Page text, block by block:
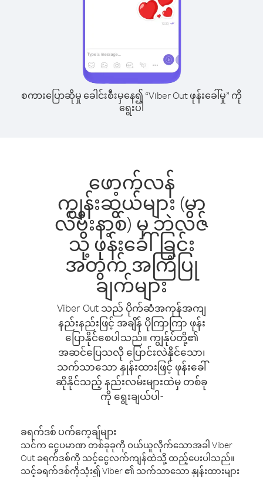
စကားပြောဆိုမှု ခေါင်းစီးမှနေ၍ “Viber Out ဖုန်းခေါ်မှု” ကို
ရွေးပါ
ဖော့က်လန်
ကျွန်းဆွယ်များ (မာ
လ်ဗီးနာ့စ်) မှ ဘဲလိဇ်
သို့ ဖုန်းခေါ်ခြင်း
အတွက် အကြံပြု
ချက်များ
Viber Out သည် ပိုက်ဆံအကုန်အကျ
နည်းနည်းဖြင့် အချိန် ပိုကြာကြာ ဖုန်း
ပြောနိုင်စေပါသည်။ ကျွန်ုပ်တို့၏
အဆင်ပြေသလို ပြောင်းလဲနိုင်သော၊
သက်သာသော နှုန်းထားဖြင့် ဖုန်းခေါ်
ဆိုနိုင်သည့် နည်းလမ်းများထဲမှ တစ်ခု
ကို ရွေးချယ်ပါ-
ခရက်ဒစ် ပက်ကေ့ချ်များ
သင်က ငွေပမာဏ တစ်ခုခုကို ဝယ်ယူလိုက်သောအခါ Viber
Out ခရက်ဒစ်ကို သင့်ငွေလက်ကျန်ထဲသို့ ထည့်ပေးပါသည်။
သင့်ခရက်ဒစ်ကိုသုံး၍ Viber ၏ သက်သာသော နှုန်းထားများ